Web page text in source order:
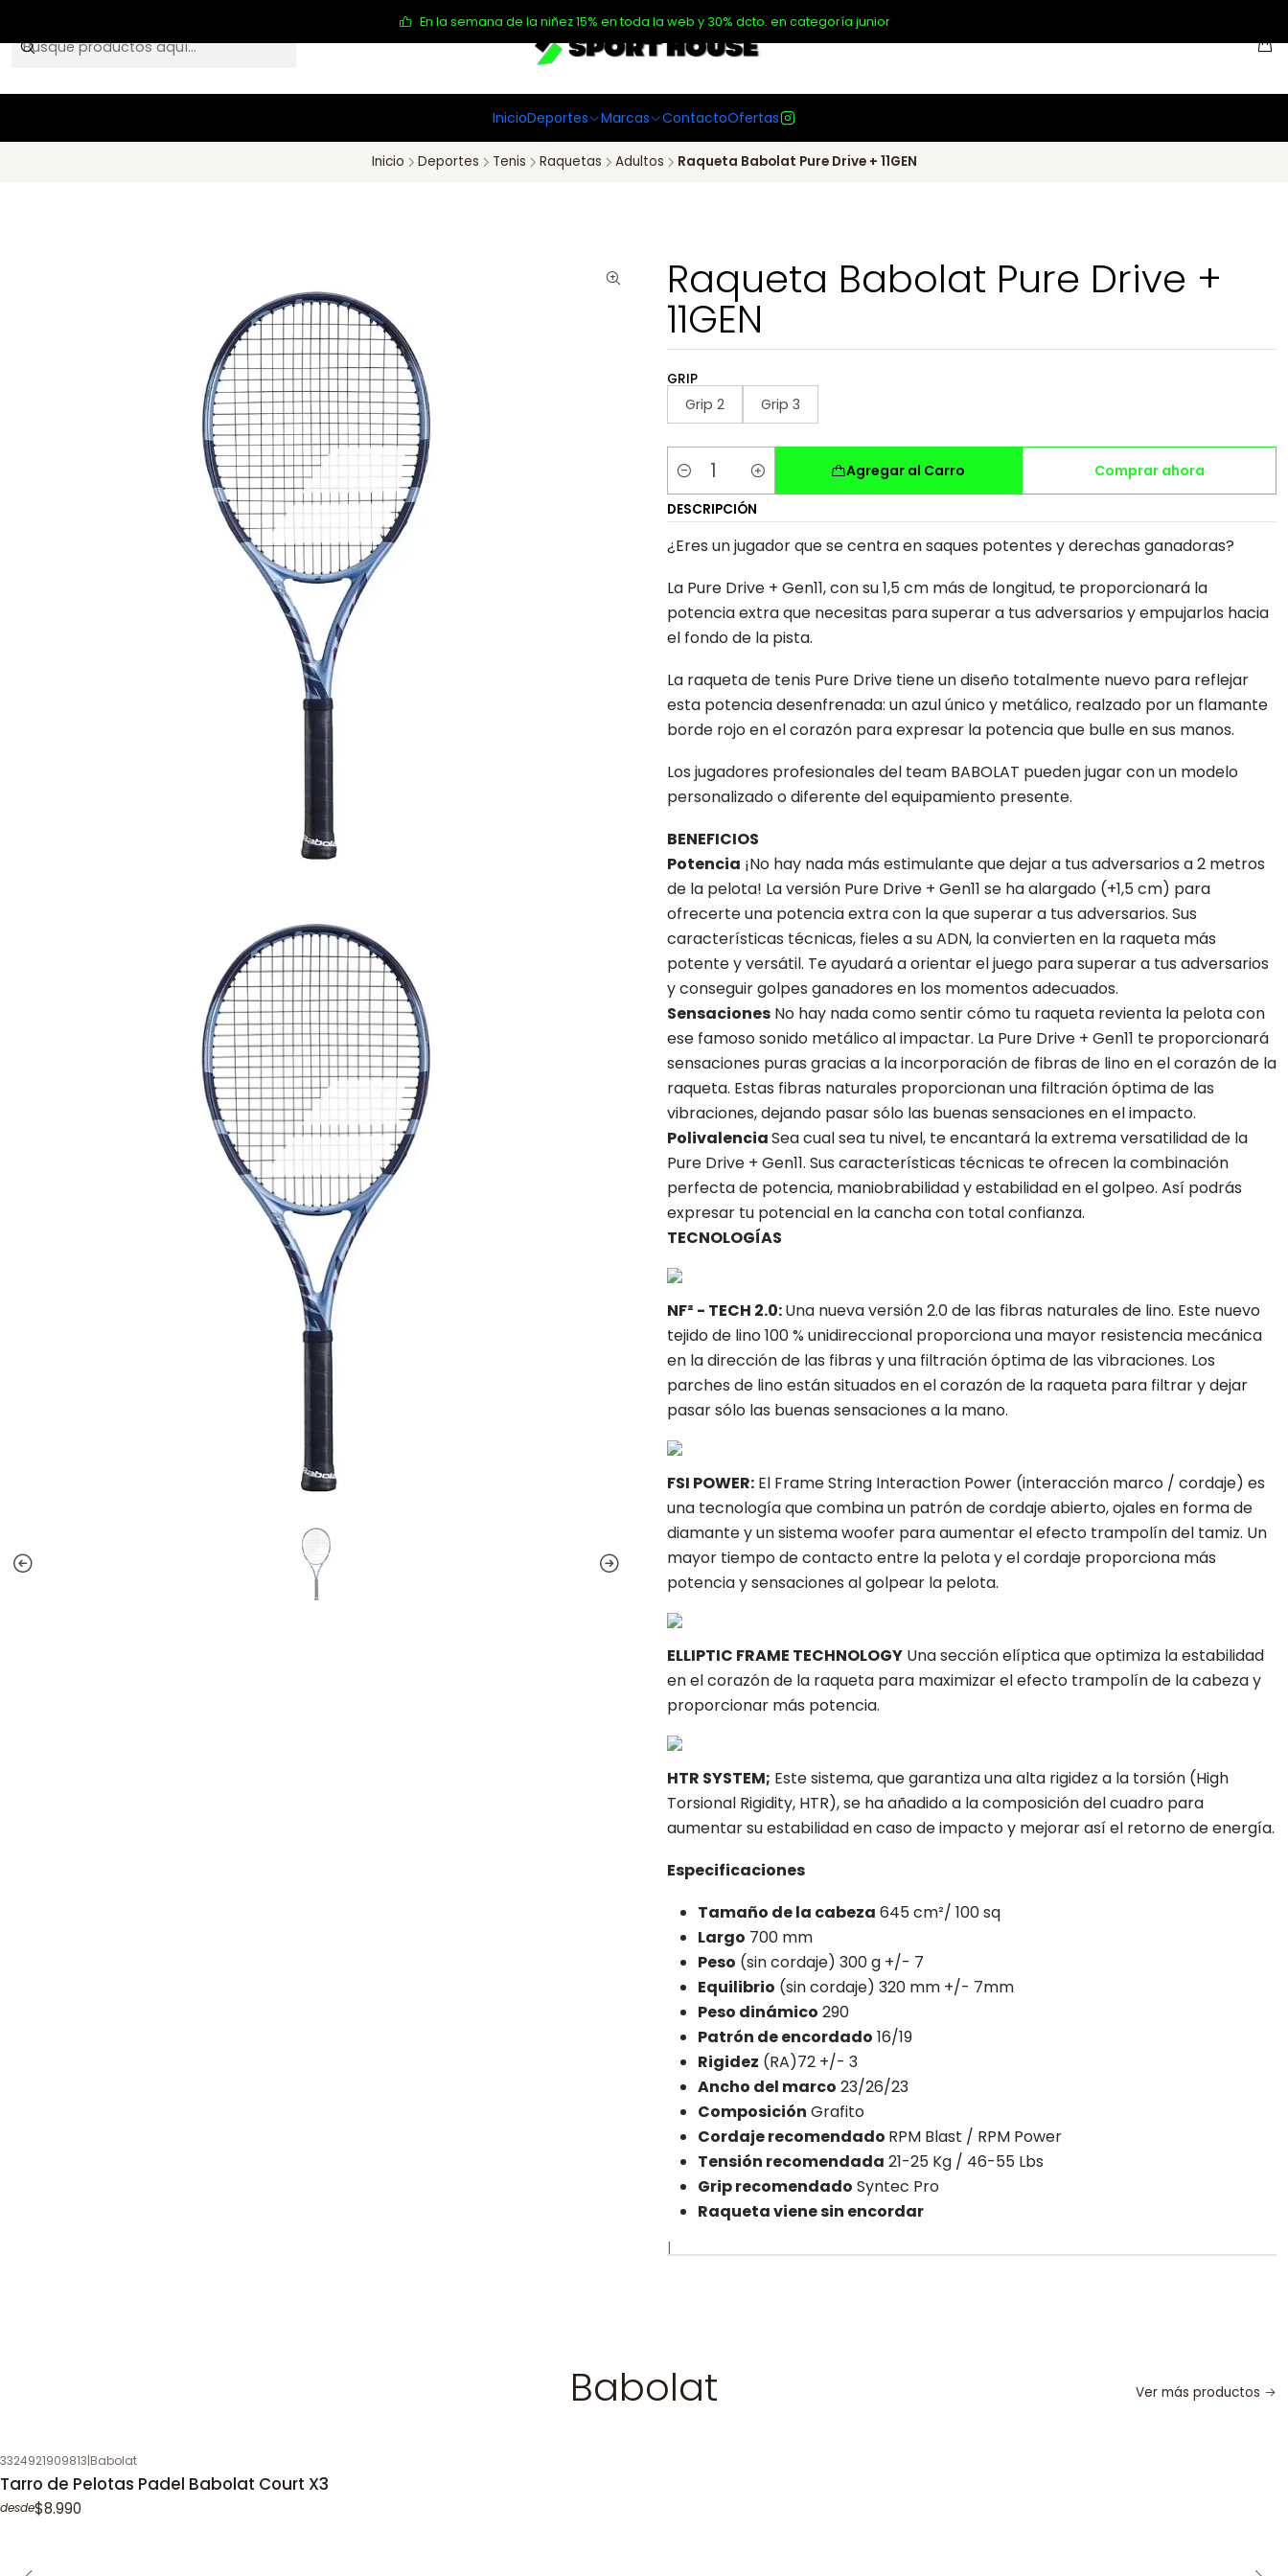
InicioDeportes Marcas ContactoOfertas
En la semana de la niñez 15% en toda la web y 30% dcto. en categoría junior
Inicio Deportes Tenis Raquetas Adultos Raqueta Babolat Pure Drive + 11GEN
Raqueta Babolat Pure Drive +
11GEN
GRIP
Grip 2 Grip 3
Cantidad
Agregar al Carro Comprar ahora
DESCRIPCIÓN
¿Eres un jugador que se centra en saques potentes y derechas ganadoras?
La Pure Drive + Gen11, con su 1,5 cm más de longitud, te proporcionará la
potencia extra que necesitas para superar a tus adversarios y empujarlos hacia
el fondo de la pista.
La raqueta de tenis Pure Drive tiene un diseño totalmente nuevo para reflejar
esta potencia desenfrenada: un azul único y metálico, realzado por un flamante
borde rojo en el corazón para expresar la potencia que bulle en sus manos.
Los jugadores profesionales del team BABOLAT pueden jugar con un modelo
personalizado o diferente del equipamiento presente.
BENEFICIOS
Potencia ¡No hay nada más estimulante que dejar a tus adversarios a 2 metros
de la pelota! La versión Pure Drive + Gen11 se ha alargado (+1,5 cm) para
ofrecerte una potencia extra con la que superar a tus adversarios. Sus
características técnicas, fieles a su ADN, la convierten en la raqueta más
potente y versátil. Te ayudará a orientar el juego para superar a tus adversarios
y conseguir golpes ganadores en los momentos adecuados.
Sensaciones No hay nada como sentir cómo tu raqueta revienta la pelota con
ese famoso sonido metálico al impactar. La Pure Drive + Gen11 te proporcionará
sensaciones puras gracias a la incorporación de fibras de lino en el corazón de la
raqueta. Estas fibras naturales proporcionan una filtración óptima de las
vibraciones, dejando pasar sólo las buenas sensaciones en el impacto.
PolivalenciaSea cual sea tu nivel, te encantará la extrema versatilidad de la
Pure Drive + Gen11. Sus características técnicas te ofrecen la combinación
perfecta de potencia, maniobrabilidad y estabilidad en el golpeo. Así podrás
expresar tu potencial en la cancha con total confianza.
TECNOLOGÍAS
NF² - TECH 2.0:Una nueva versión 2.0 de las fibras naturales de lino. Este nuevo
tejido de lino 100 % unidireccional proporciona una mayor resistencia mecánica
en la dirección de las fibras y una filtración óptima de las vibraciones. Los
parches de lino están situados en el corazón de la raqueta para filtrar y dejar
pasar sólo las buenas sensaciones a la mano.
FSI POWER: El Frame String Interaction Power (interacción marco / cordaje) es
una tecnología que combina un patrón de cordaje abierto, ojales en forma de
diamante y un sistema woofer para aumentar el efecto trampolín del tamiz. Un
mayor tiempo de contacto entre la pelota y el cordaje proporciona más
potencia y sensaciones al golpear la pelota.
ELLIPTIC FRAME TECHNOLOGY Una sección elíptica que optimiza la estabilidad
en el corazón de la raqueta para maximizar el efecto trampolín de la cabeza y
proporcionar más potencia.
HTR SYSTEM; Este sistema, que garantiza una alta rigidez a la torsión (High
Torsional Rigidity, HTR), se ha añadido a la composición del cuadro para
aumentar su estabilidad en caso de impacto y mejorar así el retorno de energía.
Especificaciones
Tamaño de la cabeza 645 cm²/ 100 sq
Largo 700 mm
Peso (sin cordaje) 300 g +/- 7
Equilibrio (sin cordaje) 320 mm +/- 7mm
Peso dinámico 290
Patrón de encordado 16/19
Rigidez (RA)72 +/- 3
Ancho del marco 23/26/23
Composición Grafito
Cordaje recomendado RPM Blast / RPM Power
Tensión recomendada 21-25 Kg / 46-55 Lbs
Grip recomendado Syntec Pro
Raqueta viene sin encordar
|
Babolat Ver más productos
3324921909813|Babolat
Tarro de Pelotas Padel Babolat Court X3
desde$8.990